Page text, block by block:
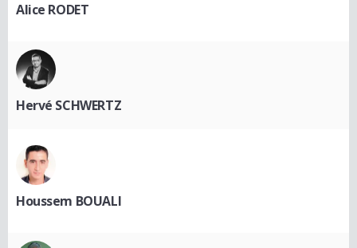
Alice RODET
Hervé SCHWERTZ
Houssem BOUALI